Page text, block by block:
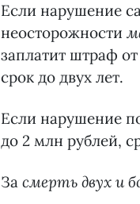
Если нарушение
неосторожности
заплатит штраф
срок до двух лет.
Если нарушение
до 2 млн рублей,
За смерть двух и